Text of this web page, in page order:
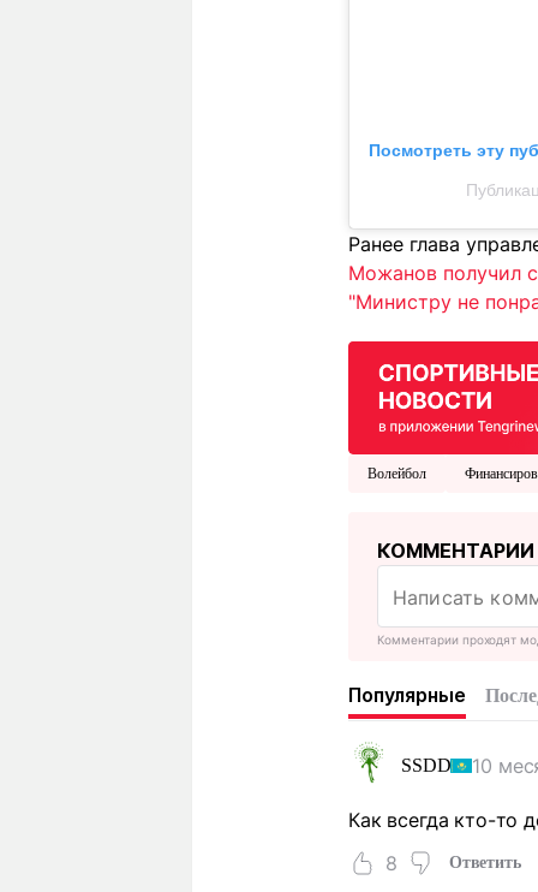
Посмотреть эту
Ранее глава
Можанов получил
"Министру не
Волейбол
КОММЕНТАРИИ
Комментарии проходят
Популярные
SSDD 10
Как всегда кто-то
8
Ответить